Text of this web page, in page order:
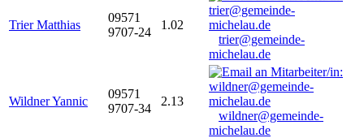
Trier Matthias
09571
9707-24
1.02
trier@gemeinde-
michelau.de
Wildner Yannic
09571
9707-34
2.13
wildner@gemeinde-
michelau.de